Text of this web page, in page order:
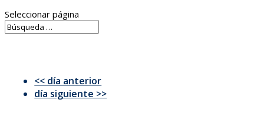
Seleccionar página
<< día anterior
día siguiente >>